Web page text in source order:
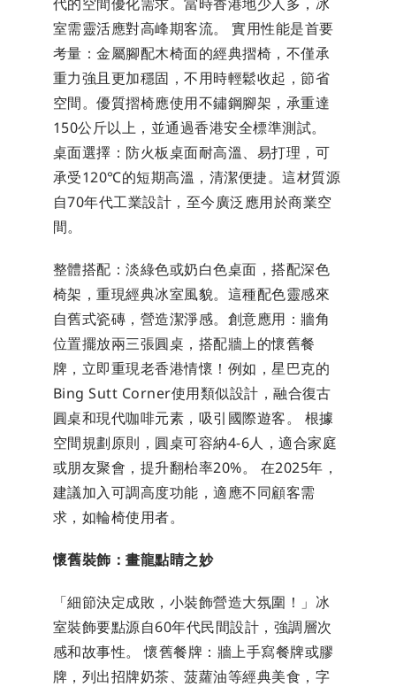
室需靈活應對高峰期客流。 實用性能是首要
考量：金屬腳配木椅面的經典摺椅，不僅承
重力強且更加穩固，不用時輕鬆收起，節省
空間。優質摺椅應使用不鏽鋼腳架，承重達
150公斤以上，並通過香港安全標準測試。
桌面選擇：防火板桌面耐高溫、易打理，可
承受120℃的短期高溫，清潔便捷。這材質源
自70年代工業設計，至今廣泛應用於商業空
間。
整體搭配：淡綠色或奶白色桌面，搭配深色
椅架，重現經典冰室風貌。這種配色靈感來
自舊式瓷磚，營造潔淨感。創意應用：牆角
位置擺放兩三張圓桌，搭配牆上的懷舊餐
牌，立即重現老香港情懷！例如，星巴克的
Bing Sutt Corner使用類似設計，融合復古
圓桌和現代咖啡元素，吸引國際遊客。 根據
空間規劃原則，圓桌可容納4-6人，適合家庭
或朋友聚會，提升翻枱率20%。 在2025年，
建議加入可調高度功能，適應不同顧客需
求，如輪椅使用者。
懷舊裝飾：畫龍點睛之妙
「細節決定成敗，小裝飾營造大氛圍！」冰
室裝飾要點源自60年代民間設計，強調層次
感和故事性。 懷舊餐牌：牆上手寫餐牌或膠
牌，列出招牌奶茶、菠蘿油等經典美食，字